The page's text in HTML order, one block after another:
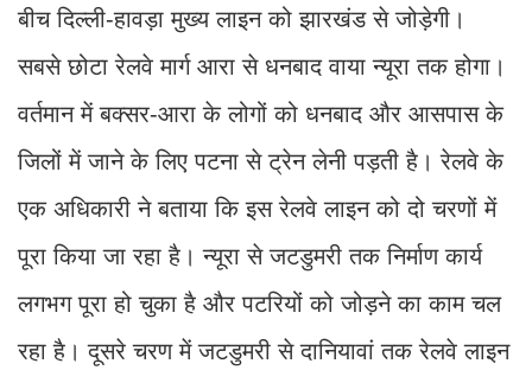
बीच दिल्ली-हावड़ा मुख्य लाइन को झारखंड से जोड़ेगी।
सबसे छोटा रेलवे मार्ग आरा से धनबाद वाया न्यूरा तक होगा।
वर्तमान में बक्सर-आरा के लोगों को धनबाद और आसपास के
जिलों में जाने के लिए पटना से ट्रेन लेनी पड़ती है। रेलवे के
एक अधिकारी ने बताया कि इस रेलवे लाइन को दो चरणों में
पूरा किया जा रहा है। न्यूरा से जटडुमरी तक निर्माण कार्य
लगभग पूरा हो चुका है और पटरियों को जोड़ने का काम चल
रहा है। दूसरे चरण में जटडुमरी से दानियावां तक रेलवे लाइन